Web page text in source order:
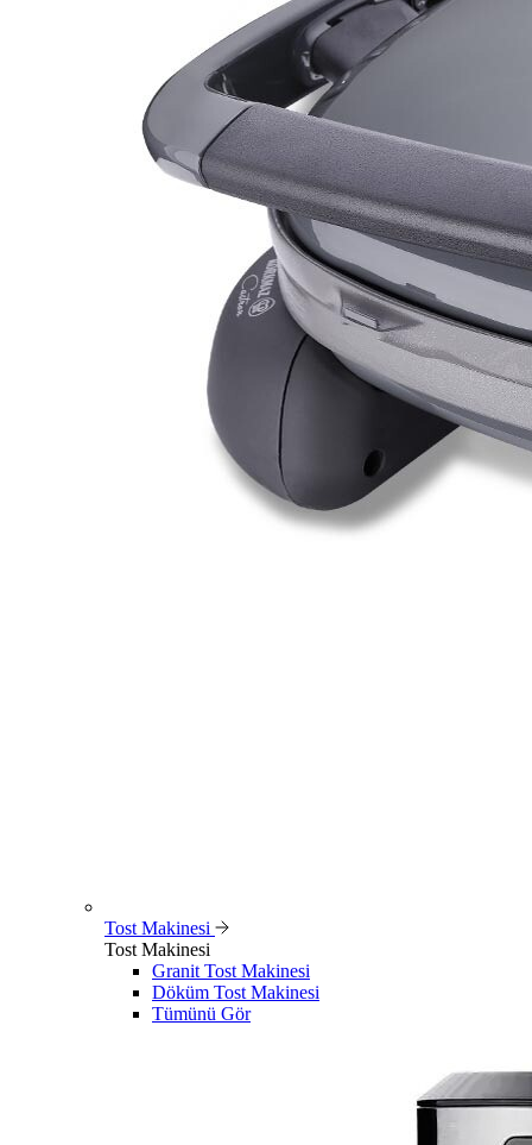
Tost Makinesi
Tost Makinesi
Granit Tost Makinesi
Döküm Tost Makinesi
Tümünü Gör